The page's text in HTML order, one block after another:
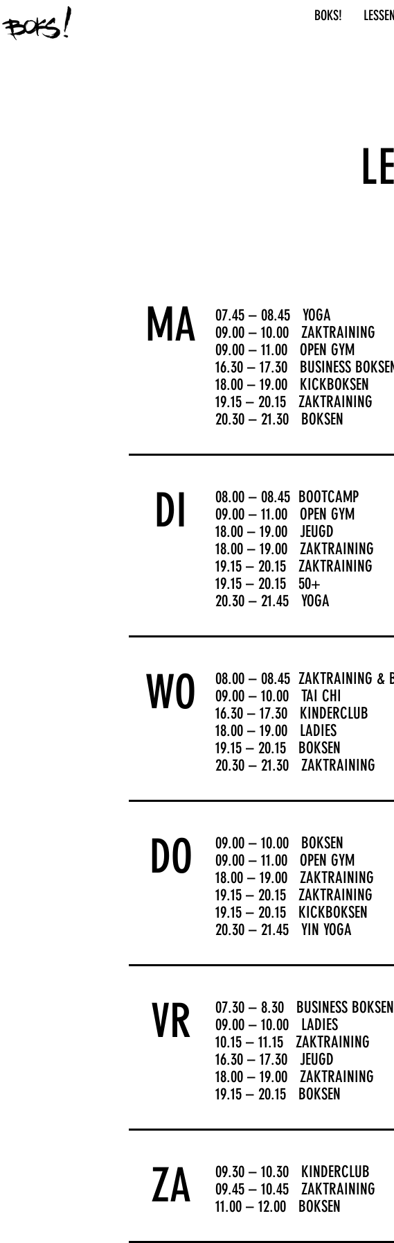
BOKS!
MA
07.45 – 08.45 YOGA
09.00 – 10.00 ZAKTRAINING
09.00 – 11.00 OPEN GYM
16.30 – 17.30 BUSINESS
18.00 – 19.00 KICKBOKSEN
19.15 – 20.15 ZAKTRAINING
20.30 – 21.30 BOKSEN
DI
08.00 – 08.45 BOOTCAMP
09.00 – 11.00 OPEN GYM
18.00 – 19.00 JEUGD
18.00 – 19.00 ZAKTRAINING
19.15 – 20.15 ZAKTRAINING
19.15 – 20.15 50+
20.30 – 21.45 YOGA
WO 08.00 – 08.45ZAKTRAINING &
09.00 – 10.00 TAI CHI
16.30 – 17.30 KINDERCLUB
18.00 – 19.00 LADIES
19.15 – 20.15 BOKSEN
20.30 – 21.30 ZAKTRAINING
DO
09.00 – 10.00 BOKSEN
09.00 – 11.00 OPEN GYM
18.00 – 19.00 ZAKTRAINING
19.15 – 20.15 ZAKTRAINING
19.15 – 20.15
KICKBOKSEN
20.30 – 21.45 YIN YOGA
VR 07.30– 8.30 BUSINESS BOKSEN
09.00 – 10.00 LADIES
10.15 – 11.15 ZAKTRAINING
16.30 – 17.30 JEUGD
18.00 – 19.00 ZAKTRAINING
19.15 – 20.15 BOKSEN
ZA
09.30 – 10.30 KINDERCLUB
09.45 – 10.45 ZAKTRAINING
11.00 – 12.00 BOKSEN